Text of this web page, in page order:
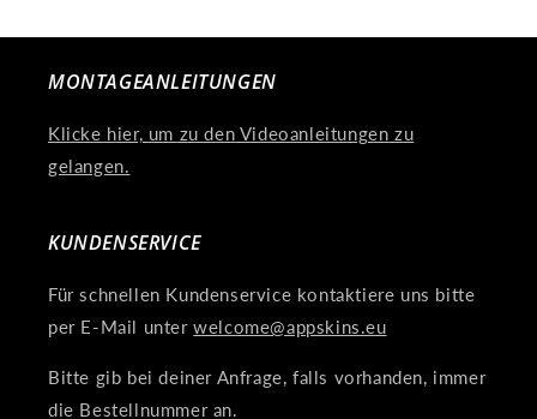
MONTAGEANLEITUNGEN
Klicke hier, um zu den Videoanleitungen zu
gelangen.
KUNDENSERVICE
Für schnellen Kundenservice kontaktiere uns bitte
per E-Mail unterwelcome@appskins.eu
Bitte gib bei deiner Anfrage, falls vorhanden, immer
die Bestellnummer an.